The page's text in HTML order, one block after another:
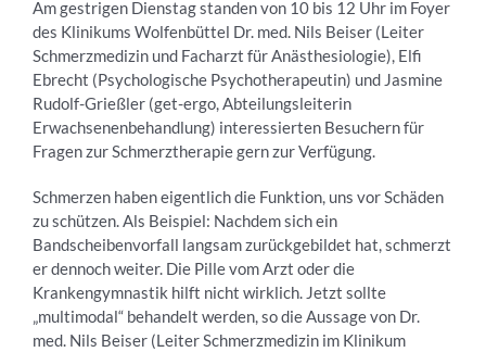
Am gestrigen Dienstag standen von 10 bis 12 Uhr im Foyer
des Klinikums Wolfenbüttel Dr. med. Nils Beiser (Leiter
Schmerzmedizin und Facharzt für Anästhesiologie), Elfi
Ebrecht (Psychologische Psychotherapeutin) und Jasmine
Rudolf-Grießler (get-ergo, Abteilungsleiterin
Erwachsenenbehandlung) interessierten Besuchern für
Fragen zur Schmerztherapie gern zur Verfügung.
Schmerzen haben eigentlich die Funktion, uns vor Schäden
zu schützen. Als Beispiel: Nachdem sich ein
Bandscheibenvorfall langsam zurückgebildet hat, schmerzt
er dennoch weiter. Die Pille vom Arzt oder die
Krankengymnastik hilft nicht wirklich. Jetzt sollte
„multimodal“ behandelt werden, so die Aussage von Dr.
med. Nils Beiser (Leiter Schmerzmedizin im Klinikum